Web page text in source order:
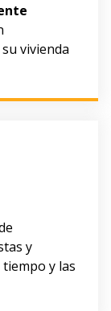
vivienda
y
y las